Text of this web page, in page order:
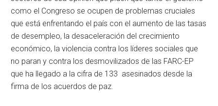
como el Congreso se ocupen de problemas cruciales
que está enfrentando el país con el aumento de las tasas
de desempleo, la desaceleración del crecimiento
económico, la violencia contra los líderes sociales que
no paran y contra los desmovilizados de las FARC-EP
que ha llegado a la cifra de 133 asesinados desde la
firma de los acuerdos de paz.